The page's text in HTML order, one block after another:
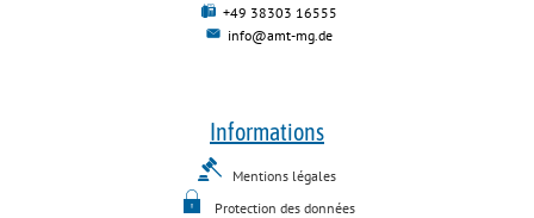
+49 38303 16555
info@amt-mg.de
Informations
Mentions légales
Protection des données